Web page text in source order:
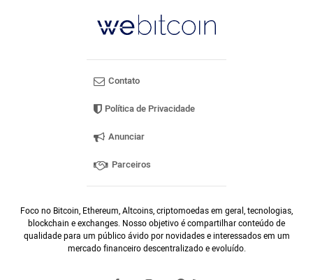
Contato
Política de Privacidade
Anunciar
Parceiros
Foco no Bitcoin, Ethereum, Altcoins, criptomoedas em geral, tecnologias,
blockchain e exchanges. Nosso objetivo é compartilhar conteúdo de
qualidade para um público ávido por novidades e interessados em um
mercado financeiro descentralizado e evoluído.